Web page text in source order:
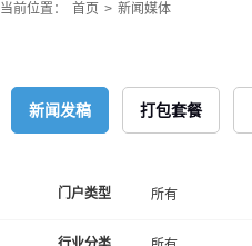
当前位置： 首页 > 新闻媒体
新闻发稿 打包套餐
门户类型 所有